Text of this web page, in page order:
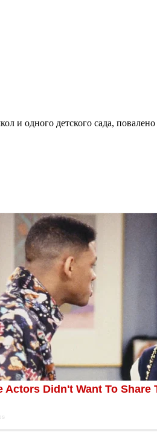
и одного детского сада, повалено